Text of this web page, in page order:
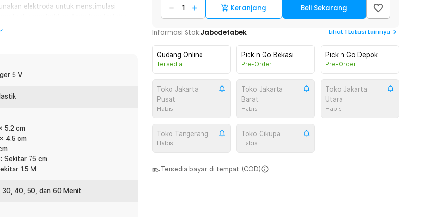
elektroda untuk menstimulasi
yang sempurna untuk menyesuaikan
pun tanpa perlu kesulitan mengatur
hingga pause.
digunakan. Bahan perekatnya
kulit. Anda juga akan mendapatkan
tubuh sekaligus berkat kehadiran dua
yang berbeda tergantung
5 V
5.2 cm
4.5 cm
Sekitar 75 cm
1.5 M
30, 40, 50, dan 60 Menit
Keranjang Beli Sekarang
Informasi Stok:Jabodetabek Lihat 1Lokasi Lainnya
Gudang Online
Tersedia
Pick n Go Bekasi
Pre-Order
Pick n Go Depok
Pre-Order
Toko Jakarta
Pusat
Habis
Toko Jakarta
Barat
Habis
Toko Jakarta
Utara
Habis
Toko Tangerang
Habis
Toko Cikupa
Habis
Tersedia bayar di tempat (COD)